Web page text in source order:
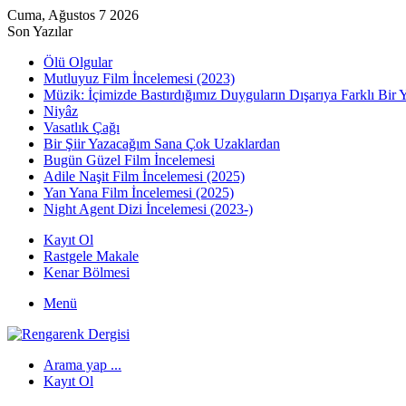
Cuma, Ağustos 7 2026
Son Yazılar
Ölü Olgular
Mutluyuz Film İncelemesi (2023)
Müzik: İçimizde Bastırdığımız Duyguların Dışarıya Farklı Bir
Niyâz
Vasatlık Çağı
Bir Şiir Yazacağım Sana Çok Uzaklardan
Bugün Güzel Film İncelemesi
Adile Naşit Film İncelemesi (2025)
Yan Yana Film İncelemesi (2025)
Night Agent Dizi İncelemesi (2023-)
Kayıt Ol
Rastgele Makale
Kenar Bölmesi
Menü
Arama yap ...
Kayıt Ol